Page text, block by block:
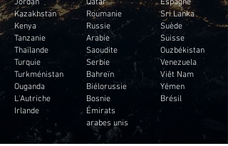
Kazakhstan
Kenya
Tanzanie
Thaïlande
Turquie
Turkménistan
Ouganda
L'Autriche
Irlande
Roumanie
Russie
Arabie
Saoudite
Serbie
Bahreïn
Biélorussie
Bosnie
Émirats
arabes unis
Sri Lanka
Suède
Suisse
Ouzbékistan
Venezuela
Viêt Nam
Yémen
Brésil